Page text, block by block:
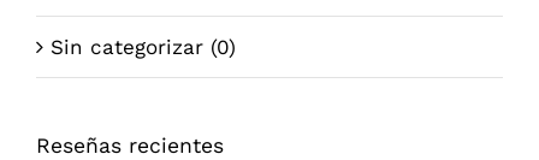
Sin categorizar (0)
Reseñas recientes